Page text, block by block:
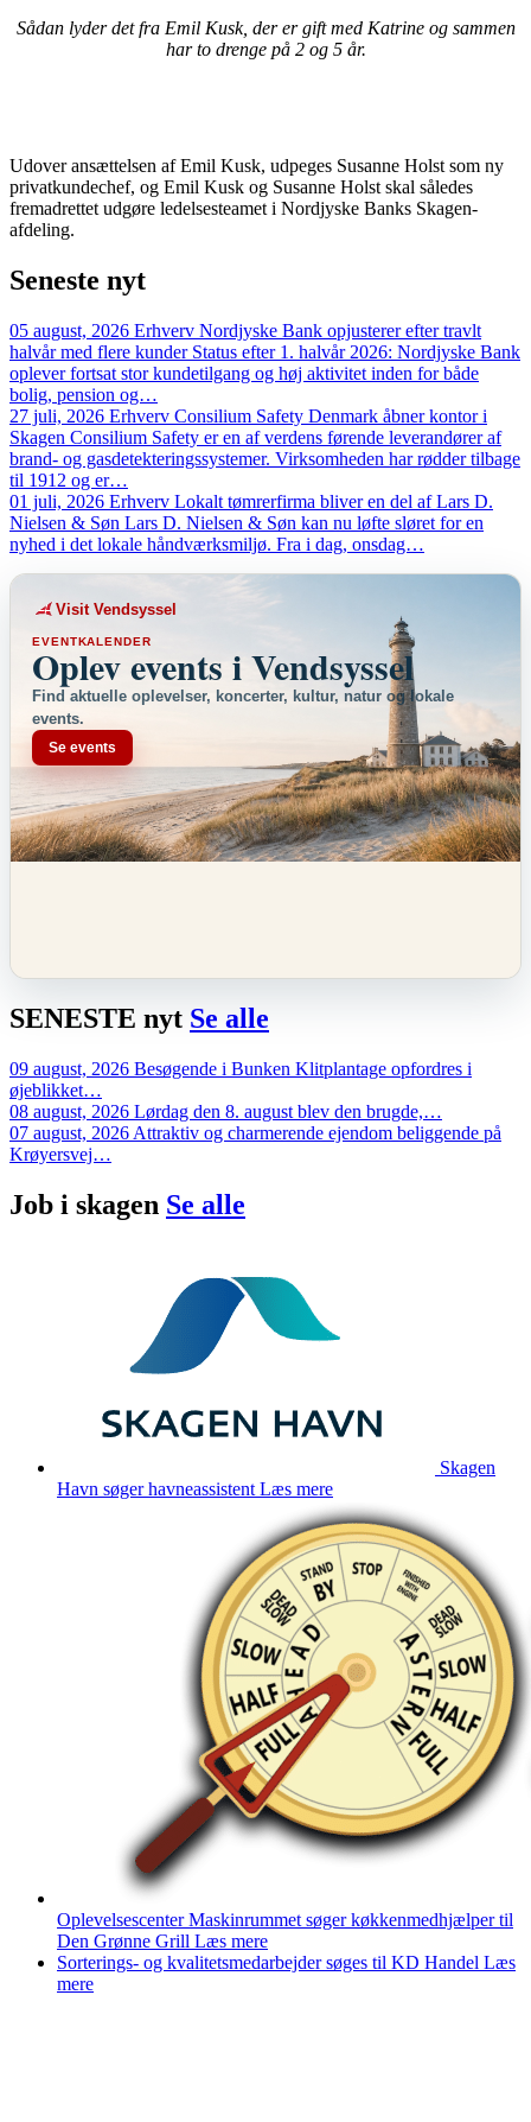
Sådan lyder det fra Emil Kusk, der er gift med Katrine og sammen
har to drenge på 2 og 5 år.
Udover ansættelsen af Emil Kusk, udpeges Susanne Holst som ny
privatkundechef, og Emil Kusk og Susanne Holst skal således
fremadrettet udgøre ledelsesteamet i Nordjyske Banks Skagen-
afdeling.
Seneste nyt
05 august, 2026 Erhverv Nordjyske Bank opjusterer efter travlt
halvår med flere kunder Status efter 1. halvår 2026: Nordjyske Bank
oplever fortsat stor kundetilgang og høj aktivitet inden for både
bolig, pension og…
27 juli, 2026 Erhverv Consilium Safety Denmark åbner kontor i
Skagen Consilium Safety er en af verdens førende leverandører af
brand- og gasdetekteringssystemer. Virksomheden har rødder tilbage
til 1912 og er…
01 juli, 2026 Erhverv Lokalt tømrerfirma bliver en del af Lars D.
Nielsen & Søn Lars D. Nielsen & Søn kan nu løfte sløret for en
nyhed i det lokale håndværksmiljø. Fra i dag, onsdag…
Visit Vendsyssel
EVENTKALENDER
Oplev events i Vendsyssel
Find aktuelle oplevelser, koncerter, kultur, natur og lokale
events.
Se events
SENESTE nyt Se alle
09 august, 2026 Besøgende i Bunken Klitplantage opfordres i
øjeblikket…
08 august, 2026 Lørdag den 8. august blev den brugde,…
07 august, 2026 Attraktiv og charmerende ejendom beliggende på
Krøyersvej…
Job i skagen Se alle
Skagen
Havn søger havneassistent Læs mere
Oplevelsescenter Maskinrummet søger køkkenmedhjælper til
Den Grønne Grill Læs mere
Sorterings- og kvalitetsmedarbejder søges til KD Handel Læs
mere